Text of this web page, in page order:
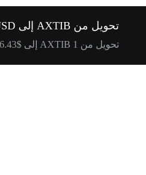
تحويل من AXTIB إلى USD
تحويل من 1 AXTIB إلى $76.43